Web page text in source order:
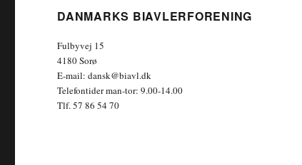
o
d
n
t
r
DANMARKS BIAVLERFORENING
Fulbyvej 15
4180 Sorø
E-mail: dansk@biavl.dk
Telefontider man-tor: 9.00-14.00
Tlf. 57 86 54 70